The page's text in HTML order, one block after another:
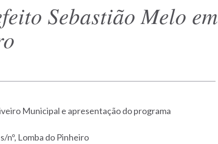
Sebastião Melo em
Municipal e apresentação do programa
nº, Lomba do Pinheiro